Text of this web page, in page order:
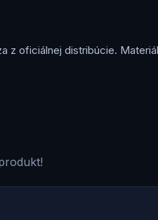
z oficiálnej distribúcie.